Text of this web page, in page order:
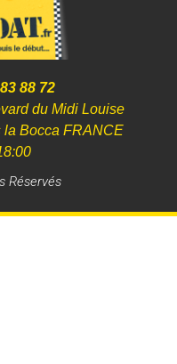
88 72
du Midi Louise
la Bocca FRANCE
Réservés